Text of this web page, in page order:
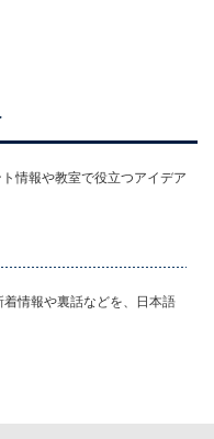
情報や教室で役立つアイデア
情報や裏話などを、日本語